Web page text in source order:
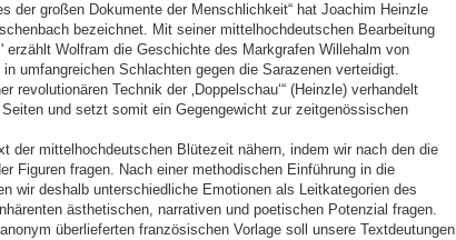
der großen Dokumente der Menschlichkeit“ hat Joachim Heinzle
bezeichnet. Mit seiner mittelhochdeutschen Bearbeitung
erzählt Wolfram die Geschichte des Markgrafen Willehalm von
umfangreichen Schlachten gegen die Sarazenen verteidigt.
revolutionären Technik der ‚Doppelschau‘“ (Heinzle) verhandelt
und setzt somit ein Gegengewicht zur zeitgenössischen
der mittelhochdeutschen Blütezeit nähern, indem wir nach den die
Figuren fragen. Nach einer methodischen Einführung in die
wir deshalb unterschiedliche Emotionen als Leitkategorien des
ästhetischen, narrativen und poetischen Potenzial fragen.
überlieferten französischen Vorlage soll unsere Textdeutungen